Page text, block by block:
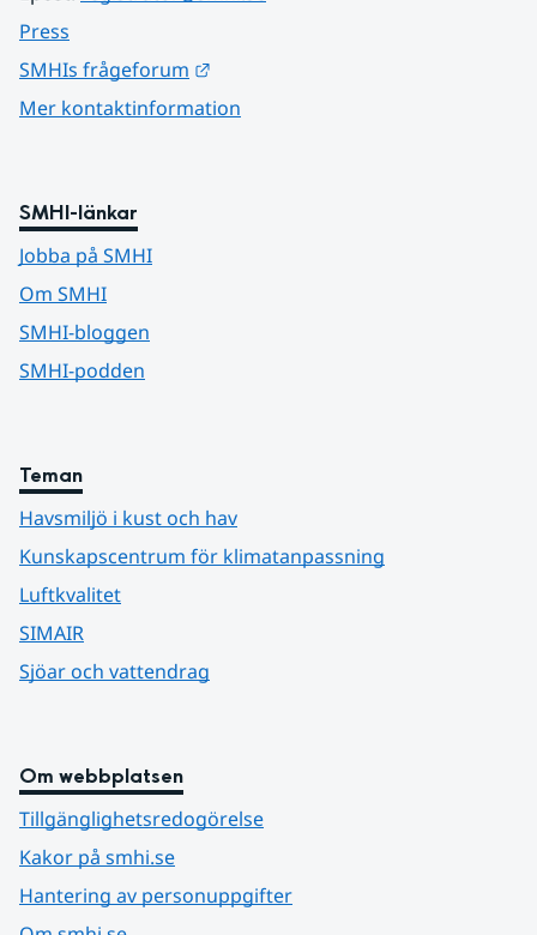
Press
SMHIs frågeforum
Mer kontaktinformation
SMHI-länkar
Jobba på SMHI
Om SMHI
SMHI-bloggen
SMHI-podden
Teman
Havsmiljö i kust och hav
Kunskapscentrum för klimatanpassning
Luftkvalitet
SIMAIR
Sjöar och vattendrag
Om webbplatsen
Tillgänglighetsredogörelse
Kakor på smhi.se
Hantering av personuppgifter